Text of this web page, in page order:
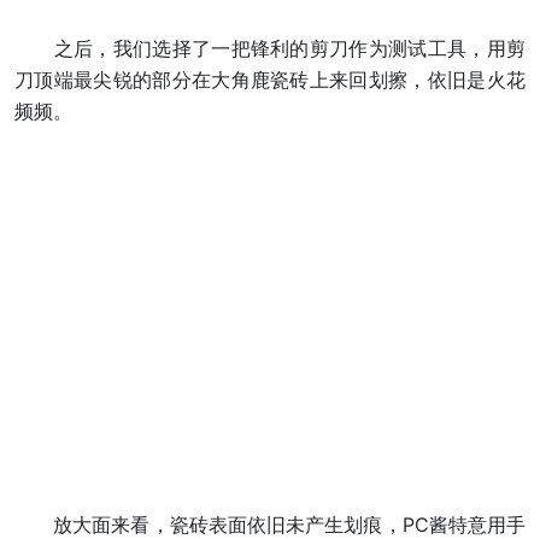
之后，我们选择了一把锋利的剪刀作为测试工具，用剪
刀顶端最尖锐的部分在大角鹿瓷砖上来回划擦，依旧是火花
频频。
放大面来看，瓷砖表面依旧未产生划痕，PC酱特意用手